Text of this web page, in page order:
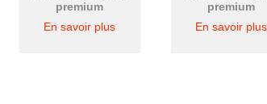
premium
En savoir plus
premium
En savoir plus